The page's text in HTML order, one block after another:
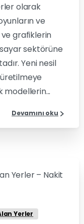
olarak
ve
grafiklerin
sektörüne
Yeni nesil
modellerin...
Devamını oku
0 0
Yerler